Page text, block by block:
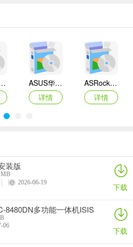
A主板BIOS
ASUS华硕F1A55-M LX3 R2.0主板BIOS
详情
ASRock华擎IMB-A160主板BIOS
详情
驱动
AMD Mobility Radeon HD 2000/HD 3000/HD 4000/HD 5000系列移动显卡催化剂驱动
映泰Hi-Fi H77S 5.x主板BIOS
装版
MB
2026-06-19 下载
8480DN多功能一体机ISIS
06 下载